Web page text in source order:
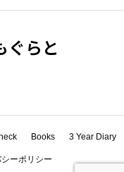
ぐらと
Books 3 Year Diary
ーポリシー